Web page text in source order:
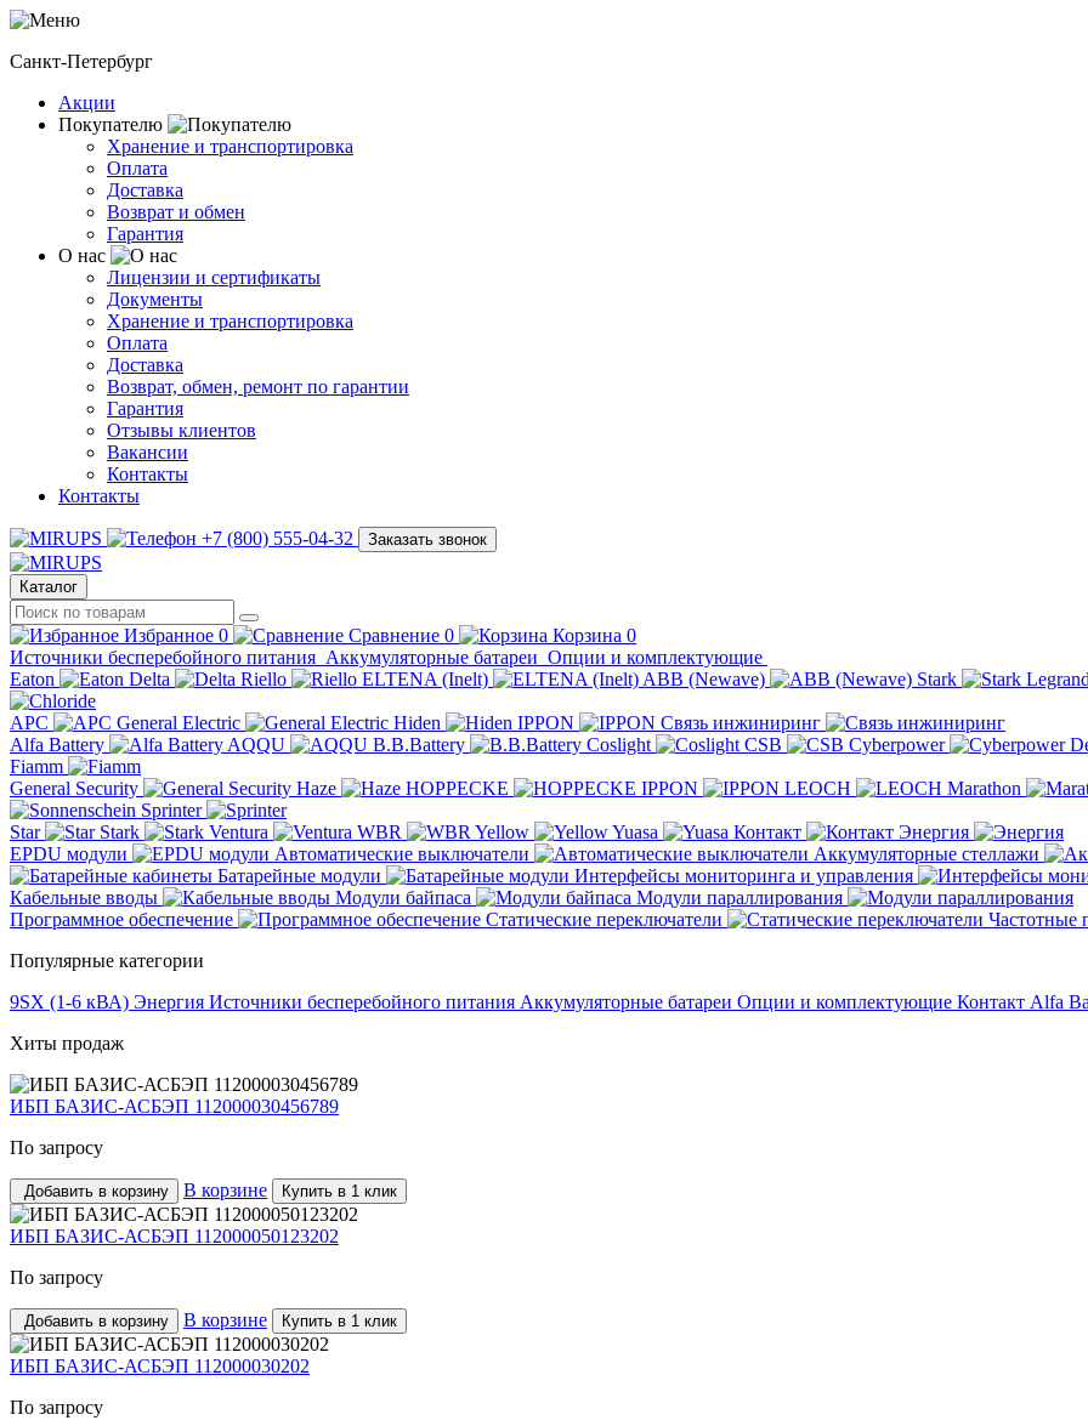
Санкт-Петербург
Акции
Покупателю
Хранение и транспортировка
Оплата
Доставка
Возврат и обмен
Гарантия
О нас
Лицензии и сертификаты
Документы
Хранение и транспортировка
Оплата
Доставка
Возврат, обмен, ремонт по гарантии
Гарантия
Отзывы клиентов
Вакансии
Контакты
Контакты
+7 (800) 555-04-32 Заказать звонок
Каталог
Избранное 0 Сравнение 0 Корзина 0
Источники бесперебойного питания Аккумуляторные батареи Опции и комплектующие
Eaton
Delta Riello ELTENA (Inelt) ABB (Newave) Stark Legrand
APC General Electric Hiden IPPON
Связь инжиниринг
Alfa Battery
AQQU B.B.Battery Coslight CSB Cyberpower
Fiamm
General Security
Haze HOPPECKE IPPON LEOCH Marathon
Sprinter
Star
Stark Ventura WBR Yellow Yuasa Контакт
Энергия
EPDU модули
Автоматические выключатели Аккумуляторные стеллажи
Батарейные модули
Интерфейсы мониторинга и управления
Кабельные вводы
Модули байпаса
Модули параллирования
Программное обеспечение
Статические переключатели
Частотные
Популярные категории
9SX (1-6 кВА) Энергия Источники бесперебойного питания Аккумуляторные батареи Опции и комплектующие Контакт Alfa
Хиты продаж
ИБП БАЗИС-АСБЭП 112000030456789
По запросу
Добавить в корзину В корзине Купить в 1 клик
ИБП БАЗИС-АСБЭП 112000050123202
По запросу
Добавить в корзину В корзине Купить в 1 клик
ИБП БАЗИС-АСБЭП 112000030202
По запросу